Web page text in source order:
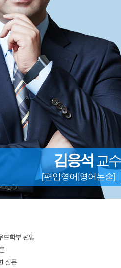
김응석 교수
[편입영어|영어논술]
드학부 편입
질문